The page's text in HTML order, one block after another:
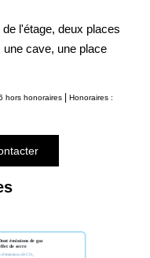
l'étage, deux places
cave, une place
hors honoraires | Honoraires :